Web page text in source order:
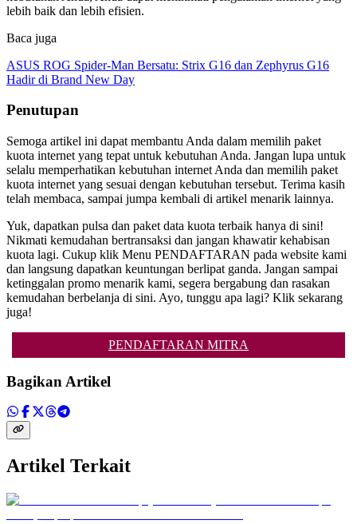
lebih baik dan lebih efisien.
Baca juga
ASUS ROG Spider-Man Bersatu: Strix G16 dan Zephyrus G16
Hadir di Brand New Day
Penutupan
Semoga artikel ini dapat membantu Anda dalam memilih paket
kuota internet yang tepat untuk kebutuhan Anda. Jangan lupa untuk
selalu memperhatikan kebutuhan internet Anda dan memilih paket
kuota internet yang sesuai dengan kebutuhan tersebut. Terima kasih
telah membaca, sampai jumpa kembali di artikel menarik lainnya.
Yuk, dapatkan pulsa dan paket data kuota terbaik hanya di sini!
Nikmati kemudahan bertransaksi dan jangan khawatir kehabisan
kuota lagi. Cukup klik Menu PENDAFTARAN pada website kami
dan langsung dapatkan keuntungan berlipat ganda. Jangan sampai
ketinggalan promo menarik kami, segera bergabung dan rasakan
kemudahan berbelanja di sini. Ayo, tunggu apa lagi? Klik sekarang
juga!
PENDAFTARAN MITRA
Bagikan Artikel
Artikel Terkait